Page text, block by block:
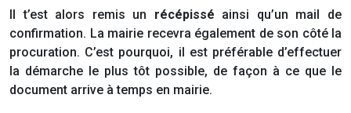
Il t’est alors remis un récépissé ainsi qu’un mail de
confirmation. La mairie recevra également de son côté la
procuration. C’est pourquoi, il est préférable d’effectuer
la démarche le plus tôt possible, de façon à ce que le
document arrive à temps en mairie.